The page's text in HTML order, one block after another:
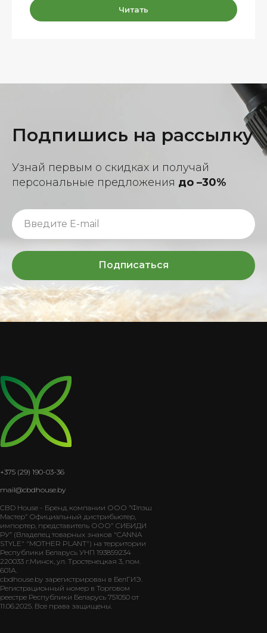
Читать
Подпишись на рассылку
Узнай первым о скидках и получай
персональные предложения до –30%
Подписаться
+375 (29) 190-03-36
mail@cbdhouse.by
CBD House - Бренд компании ООО ”Флэш
Мастер” Официальный дистрибьютер,
импортер, представитель ООО” СИБИДИ
РУ” (Владелец товарных знаков "CANNA
STYLE" "MOTHER PLANT") на территории
Республики Беларусь УНП 193859234
220033 г.Минск, ул. Тростенецкая 3, пом.
601А.
cbdhouse.by зарегистрирован в БелГИЭ.
Регистрационный номер в Торговом
реестре Республики Беларусь 751050 от
11.06.2025. Все права защищены.